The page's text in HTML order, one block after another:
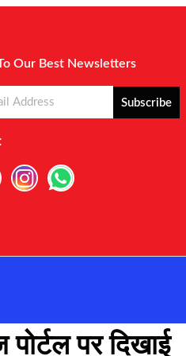
Our Best Newsletters
Subscribe
पर दिखाई